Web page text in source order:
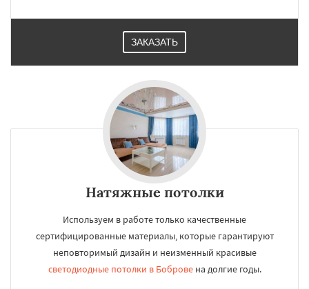
ЗАКАЗАТЬ
Натяжные потолки
Используем в работе только качественные
сертифицированные материалы, которые гарантируют
неповторимый дизайн и неизменный красивые
светодиодные потолки в Бобровена долгие годы.